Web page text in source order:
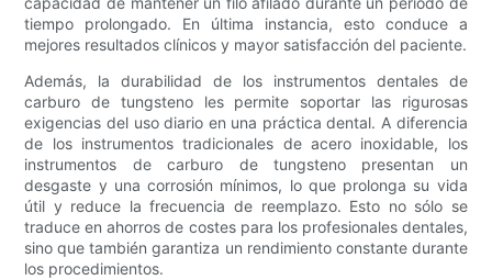
tiempo prolongado. En última instancia, esto conduce a
mejores resultados clínicos y mayor satisfacción del paciente.
Además, la durabilidad de los instrumentos dentales de
carburo de tungsteno les permite soportar las rigurosas
exigencias del uso diario en una práctica dental. A diferencia
de los instrumentos tradicionales de acero inoxidable, los
instrumentos de carburo de tungsteno presentan un
desgaste y una corrosión mínimos, lo que prolonga su vida
útil y reduce la frecuencia de reemplazo. Esto no sólo se
traduce en ahorros de costes para los profesionales dentales,
sino que también garantiza un rendimiento constante durante
los procedimientos.